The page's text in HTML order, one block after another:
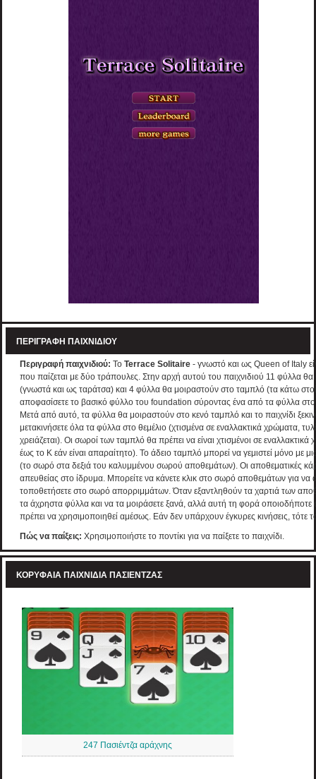
ΠΕΡΙΓΡΑΦΉ ΠΑΙΧΝΙΔΙΟΎ
Περιγραφή παιχνιδιού: Το Terrace Solitaire - γνωστό και ως Queen of Italy
που παίζεται με δύο τράπουλες. Στην αρχή αυτού του παιχνιδιού 11 φύλλα
(γνωστά και ως ταράτσα) και 4 φύλλα θα μοιραστούν στο ταμπλό (τα κάτω
αποφασίσετε το βασικό φύλλο του foundation σύροντας ένα από τα φύλλα στο
Μετά από αυτό, τα φύλλα θα μοιραστούν στο κενό ταμπλό και το παιχνίδι
μετακινήσετε όλα τα φύλλα στο θεμέλιο (χτισμένα σε εναλλακτικά χρώματα,
χρειάζεται). Οι σωροί των ταμπλό θα πρέπει να είναι χτισμένοι σε
έως το Κ εάν είναι απαραίτητο). Το άδειο ταμπλό μπορεί να γεμιστεί μόνο
(το σωρό στα δεξιά του καλυμμένου σωρού αποθεμάτων). Οι αποθεματικές
απευθείας στο ίδρυμα. Μπορείτε να κάνετε κλικ στο σωρό αποθεμάτων για να
τοποθετήσετε στο σωρό απορριμμάτων. Όταν εξαντληθούν τα χαρτιά των
τα άχρηστα φύλλα και να τα μοιράσετε ξανά, αλλά αυτή τη φορά
πρέπει να χρησιμοποιηθεί αμέσως. Εάν δεν υπάρχουν έγκυρες κινήσεις, τότε το
Πώς να παίξεις: Χρησιμοποιήστε το ποντίκι για να παίξετε το παιχνίδι.
ΚΟΡΥΦΑΊΑ ΠΑΙΧΝΊΔΙΑ ΠΑΣΙΈΝΤΖΑΣ
247 Πασιέντζα αράχνης